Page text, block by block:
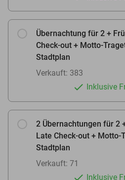
Übernachtung für 2 +
Check-out + Motto-
Stadtplan
Verkauft: 383
Inklusive
2 Übernachtungen für 2
Late Check-out + Motto-
Stadtplan
Verkauft: 71
Inklusive